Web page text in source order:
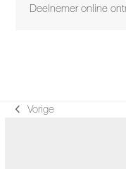
Deelnemer online
previous
Vorige